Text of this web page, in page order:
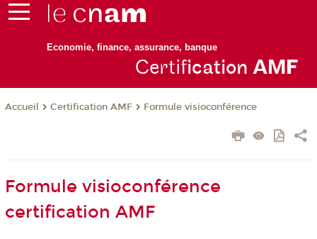
Economie, finance, assurance, banque
Certification AMF
Accueil Certification AMF Formule visioconférence
Formule visioconférence
certification AMF